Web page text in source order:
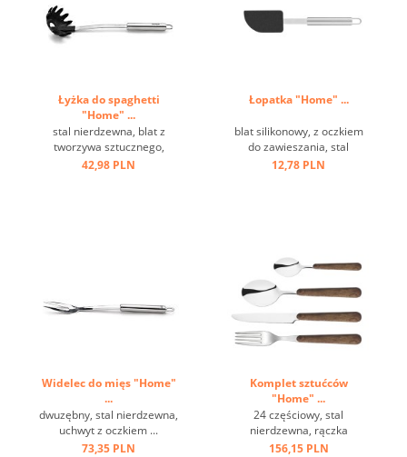
Łyżka do spaghetti
"Home" ...
stal nierdzewna, blat z
tworzywa sztucznego,
odporna na temperaturę do
42,98 PLN
Łopatka "Home" ...
blat silikonowy, z oczkiem
do zawieszania, stal
nierdzewna ...
12,78 PLN
Widelec do mięs "Home"
...
dwuzębny, stal nierdzewna,
uchwyt z oczkiem ...
73,35 PLN
Komplet sztućców
"Home" ...
24 częściowy, stal
nierdzewna, rączka
brązowa, imitacja drewna,
156,15 PLN